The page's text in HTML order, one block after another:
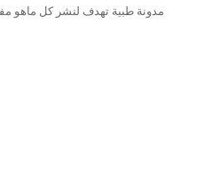
مدونة طبية تهدف لنشر كل ماهو